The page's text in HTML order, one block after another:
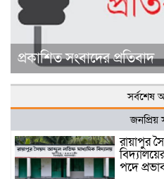
প্রকাশিত সংবাদের প্রতিবাদ
সর্বশেষ
জনপ্রিয়
রায়াপুর
পদে